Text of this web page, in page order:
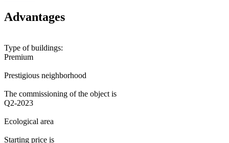
Advantages
Type of buildings:
Premium
Prestigious neighborhood
The commissioning of the object is
Q2-2023
Ecological area
Starting price is